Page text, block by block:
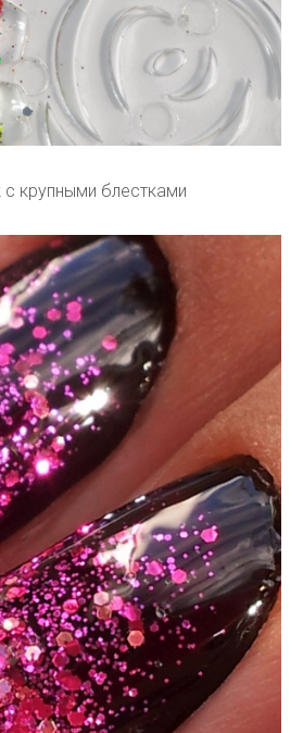
с крупными блестками